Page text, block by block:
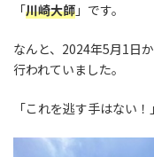
「川崎大師 」です。
なんと、2024年5月1日
行われていました。
「これを逃す手はない